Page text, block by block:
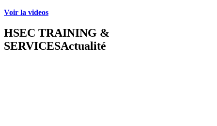
Voir la videos
HSEC TRAINING &
SERVICESActualité